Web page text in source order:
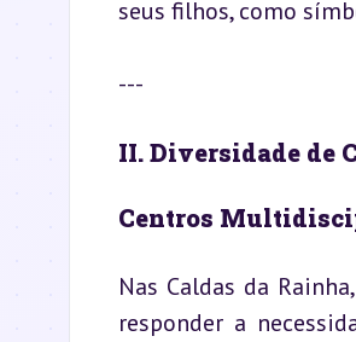
seus filhos, como
---
II. Diversidade de
Centros
Nas Caldas da
responder a